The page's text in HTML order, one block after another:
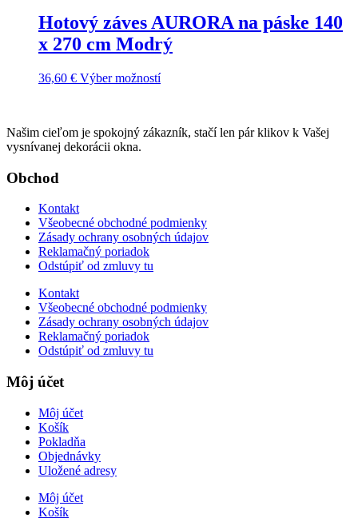
Hotový záves AURORA na páske 140
x 270 cm Modrý
36,60 € Výber možností
Našim cieľom je spokojný zákazník, stačí len pár klikov k Vašej
vysnívanej dekorácii okna.
Obchod
Kontakt
Všeobecné obchodné podmienky
Zásady ochrany osobných údajov
Reklamačný poriadok
Odstúpiť od zmluvy tu
Kontakt
Všeobecné obchodné podmienky
Zásady ochrany osobných údajov
Reklamačný poriadok
Odstúpiť od zmluvy tu
Môj účet
Môj účet
Košík
Pokladňa
Objednávky
Uložené adresy
Môj účet
Košík